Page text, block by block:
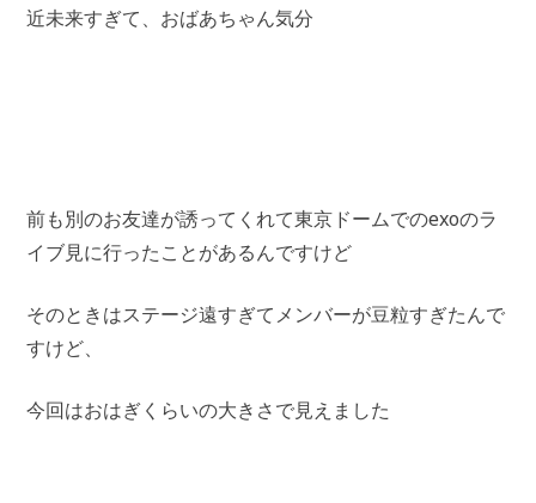
近未来すぎて、おばあちゃん気分
前も別のお友達が誘ってくれて東京ドームでのexoのラ
イブ見に行ったことがあるんですけど
そのときはステージ遠すぎてメンバーが豆粒すぎたんで
すけど、
今回はおはぎくらいの大きさで見えました